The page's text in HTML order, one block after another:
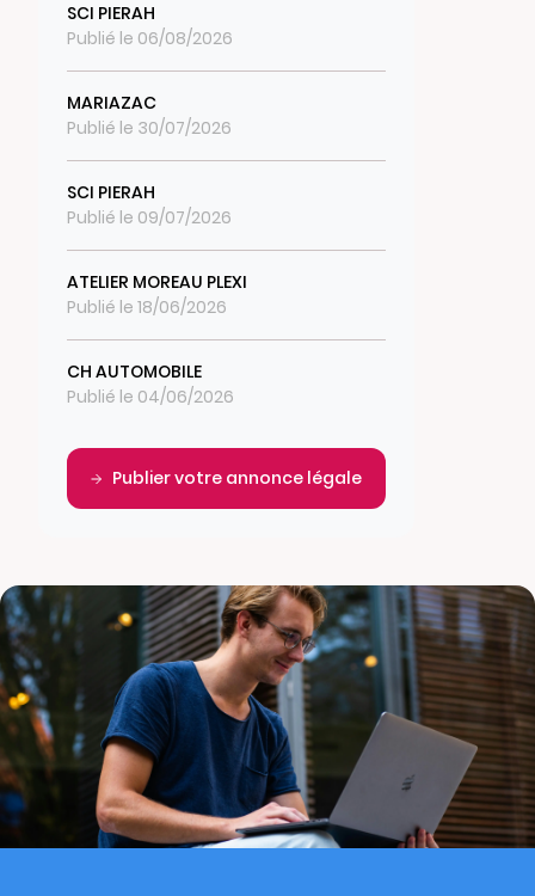
SCI PIERAH
Publié le 06/08/2026
MARIAZAC
Publié le 30/07/2026
SCI PIERAH
Publié le 09/07/2026
ATELIER MOREAU PLEXI
Publié le 18/06/2026
CH AUTOMOBILE
Publié le 04/06/2026
Publier votre annonce légale